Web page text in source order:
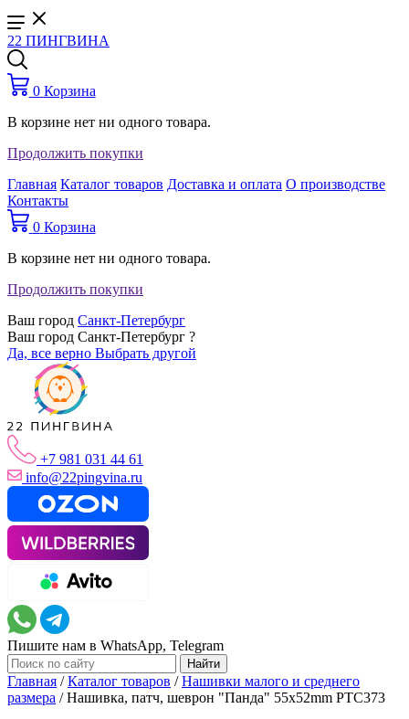
22 ПИНГВИНА
0 Корзина
В корзине нет ни одного товара.
Продолжить покупки
Главная Каталог товаров Доставка и оплата О производстве
Контакты
0 Корзина
В корзине нет ни одного товара.
Продолжить покупки
Ваш город Санкт-Петербург
Ваш город Санкт-Петербург ?
Да, все верно Выбрать другой
+7 981 031 44 61
info@22pingvina.ru
Пишите нам в WhatsApp, Telegram
Главная /Каталог товаров /Нашивки малого и среднего
размера /Нашивка, патч, шеврон "Панда" 55x52mm PTC373